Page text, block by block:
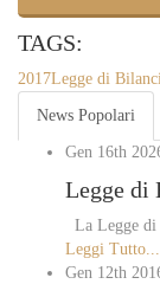
TAGS:
2017Legge di
News Popolari
Gen 16th
Legge di
La Legge di
Leggi Tutto...
Gen 12th